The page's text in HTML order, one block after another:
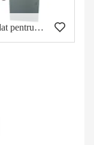
Linii de prelucrare a mașinilor de extrudat pentru alimente pentru gustări gustative